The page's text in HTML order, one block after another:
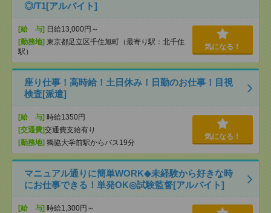
◎/T1[アルバイト]
[給 与] 日給13,000円～
[勤務地] 東京都足立区千住旭町（最寄り駅：北千住
駅）
気になる！
座り仕事！高時給！土日休み！日勤のお仕事！目視
検査[派遣]
[給 与] 時給1350円
[交通費]交通費支給有り
[勤務地] 獨協大学前駅からバス19分
気になる！
マニュアル通りに簡単WORK◆未経験から好きな時
にお仕事できる！単発OK◎試験監督[アルバイト]
[給 与] 時給1,300円～